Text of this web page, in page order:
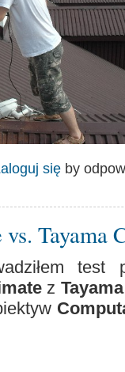
się by
Tayama
test
z